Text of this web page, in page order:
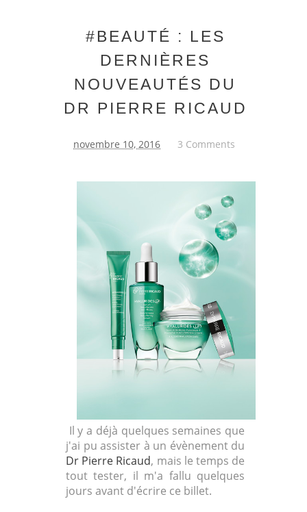
#BEAUTÉ : LES
DERNIÈRES
NOUVEAUTÉS DU
DR PIERRE RICAUD
novembre 10, 2016 3 Comments
Il y a déjà quelques semaines que
j'ai pu assister à un évènement du
Dr Pierre Ricaud, mais le temps de
tout tester, il m'a fallu quelques
jours avant d'écrire ce billet.